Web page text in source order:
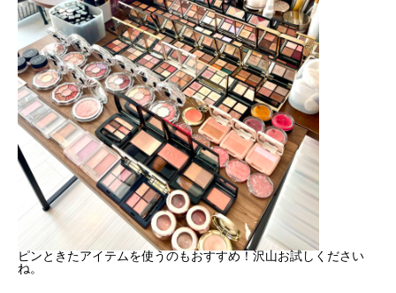
ピンときたアイテムを使うのもおすすめ！沢山お試しください
ね。